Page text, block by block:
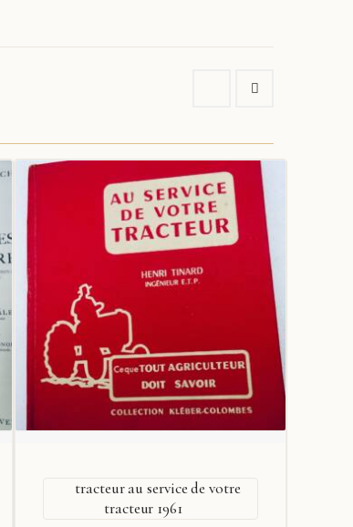
tracteur au service de votre
tracteur 1961